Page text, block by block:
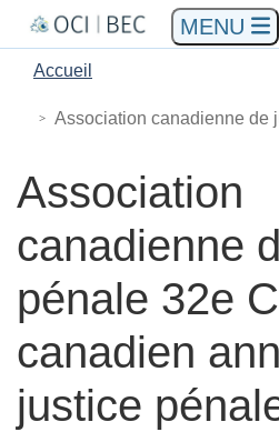
au
to
à
Main
You
here
Accueil
Association canadienne de justice pénale 32e Congrès canadien annuel de
Association
canadienne
pénale 32e
canadien
justice